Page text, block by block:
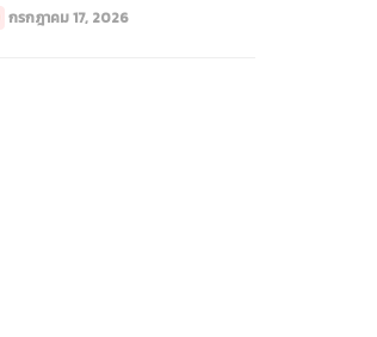
กรกฎาคม 17, 2026